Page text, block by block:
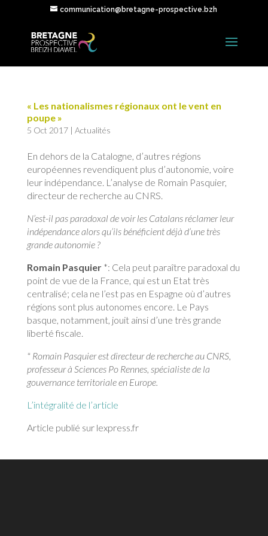
communication@bretagne-prospective.bzh
« Les nationalismes régionaux ont le vent en
poupe »
5 Oct 2017| Actualités
En dehors de la Catalogne, d’autres régions
européennes revendiquent plus d’autonomie, voire
leur indépendance. L’analyse de Romain Pasquier,
directeur de recherche au CNRS.
N’est-il pas paradoxal de voir les Catalans réclamer leur
indépendance alors qu’ils bénéficient déjà d’une très
grande autonomie ?
Romain Pasquier*: Cela peut paraître paradoxal du
point de vue de la France, qui est un Etat très
centralisé; cela ne l’est pas en Espagne où d’autres
régions sont plus autonomes encore. Le Pays
basque, notamment, jouit ainsi d’une très grande
liberté fiscale.
* Romain Pasquier est directeur de recherche au CNRS,
professeur à Sciences Po Rennes, spécialiste de la
gouvernance territoriale en Europe.
L’intégralité de l’article
Article publié sur lexpress.fr